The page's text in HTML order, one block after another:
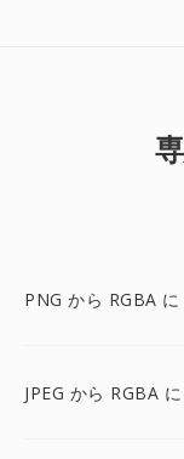
PNG から RGBA に
JPEG から RGBA に